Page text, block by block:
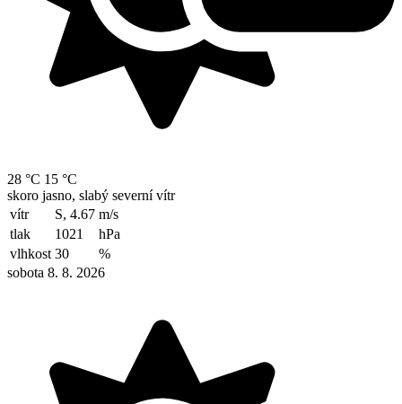
28 °C 15 °C
skoro jasno, slabý severní vítr
vítr
S, 4.67 m/s
tlak
1021
hPa
vlhkost 30
%
sobota 8. 8. 2026